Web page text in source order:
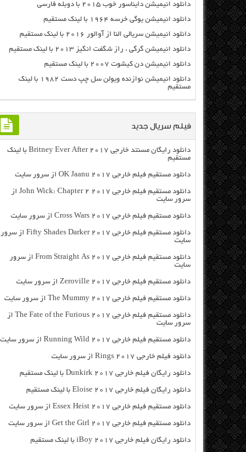
دانلود انیمیشن دایناسور خوب ۲۰۱۵ با دوبله فارسی
دانلود انیمیشن یوگی خرسه ۱۹۶۴ با لینک مستقیم
دانلود انیمیشن سریالی النا از آوالور ۲۰۱۶ با لینک مستقیم
دانلود انیمیشن گرگی ، راز شگفت انگیز ۲۰۱۳ با لینک مستقیم
دانلود انیمیشن دن کیشوت ۲۰۰۷ با لینک مستقیم
دانلود انیمیشن نوازنده ویولن سل چپ دست ۱۹۸۲ با لینک
مستقیم
فیلم سریال جدید
دانلود رایگان مسنتد خارجی Britney Ever After 2017 با لینک
مستقیم
دانلود مستقیم فیلم خارجی OK Jaanu 2017 از سرور سایت
دانلود مستقیم فیلم خارجی John Wick: Chapter 2 2017 از
سرور سایت
دانلود مستقیم فیلم خارجی Cross Wars 2017 از سرور سایت
دانلود مستقیم فیلم خارجی Fifty Shades Darker 2017 از سرور
سایت
دانلود مستقیم فیلم خارجی From Straight As 2017 از سرور
سایت
دانلود مستقیم فیلم خارجی Zeroville 2017 از سرور سایت
دانلود مستقیم فیلم خارجی The Mummy 2017 از سرور سایت
دانلود مستقیم فیلم خارجی The Fate of the Furious 2017 از
سرور سایت
دانلود مستقیم فیلم خارجی Running Wild 2017 از سرور سایت
دانلود فیلم خارجی Rings 2017 از سرور سایت
دانلود رایگان فیلم خارجی Dunkirk 2017 با لینک مستقیم
دانلود رایگان فیلم خارجی Eloise 2017 با لینک مستقیم
دانلود مستقیم فیلم خارجی Essex Heist 2017 از سرور سایت
دانلود مستقیم فیلم خارجی Get the Girl 2017 از سرور سایت
دانلود رایگان فیلم خارجی iBoy 2017 با لینک مستقیم